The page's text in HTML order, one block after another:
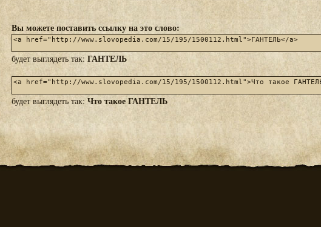
Вы можете поставить ссылку на это слово:
будет выглядеть так: ГАНТЕЛЬ
будет выглядеть так:Что такое ГАНТЕЛЬ